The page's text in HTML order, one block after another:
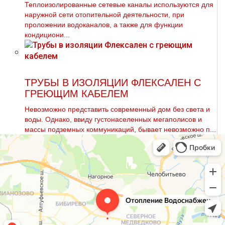
Теплоизолированные сетевые каналы используются для
наружной сети отопительной деятельности, при
проложении водоканалов, а также для функции
кондициони...
ТРУБЫ В ИЗОЛЯЦИИ ФЛЕКСАЛЕН С
ГРЕЮЩИМ КАБЕЛЕМ
Невозможно представить современный дом без света и
воды. Однако, ввиду густонаселенных мегаполисов и
массы подземных коммуникаций, бывает невозможно п...